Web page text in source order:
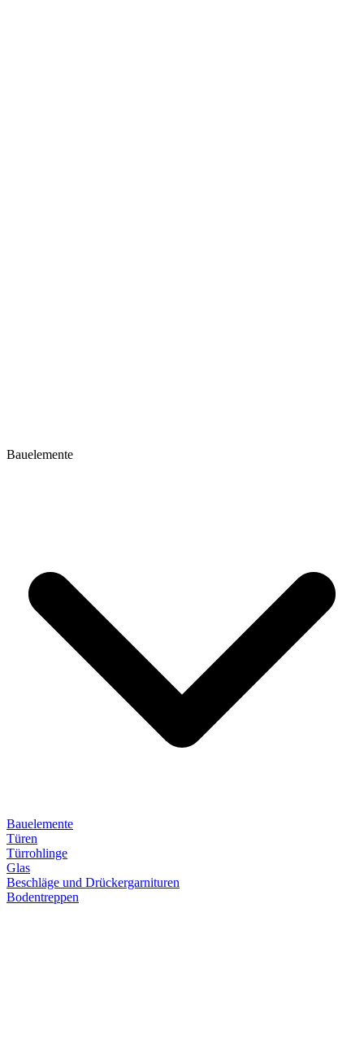
Bauelemente
Bauelemente
Türen
Türrohlinge
Glas
Beschläge und Drückergarnituren
Bodentreppen